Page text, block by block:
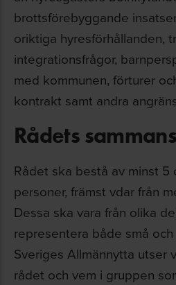
brottsförebyggande
oriktiga hyresförhållanden,
integrationsfrågor,
med kommunen, förturer
kontrakt samt andra
Rådets
Rådet ska bestå av minst 5
personer, främst vdar från
Dessa ska vara från olika
representera både små
Sveriges Allmännytta utser
rådet och vem i gruppen